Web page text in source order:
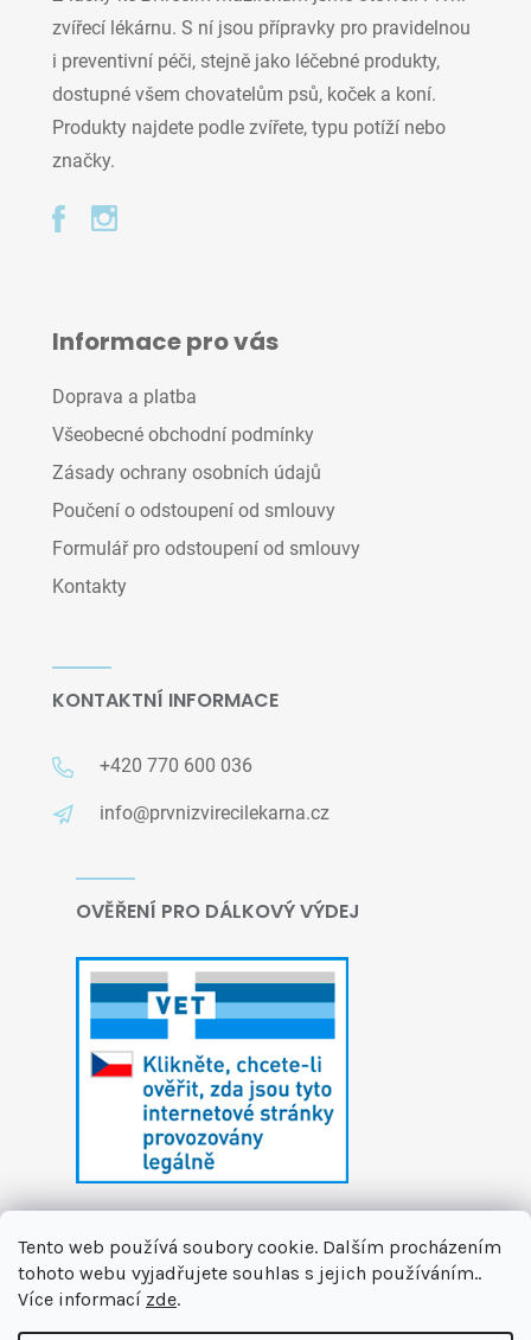
Tento web používá soubory cookie. Dalším procházením
tohoto webu vyjadřujete souhlas s jejich používáním..
Více informací zde.
zvířecí lékárnu. S ní jsou přípravky pro pravidelnou
i preventivní péči, stejně jako léčebné produkty,
dostupné všem chovatelům psů, koček a koní.
Produkty najdete podle zvířete, typu potíží nebo
značky.
Informace pro vás
Doprava a platba
Všeobecné obchodní podmínky
Zásady ochrany osobních údajů
Poučení o odstoupení od smlouvy
Formulář pro odstoupení od smlouvy
Kontakty
KONTAKTNÍ INFORMACE
+420 770 600 036
info@prvnizvirecilekarna.cz
OVĚŘENÍ PRO DÁLKOVÝ VÝDEJ